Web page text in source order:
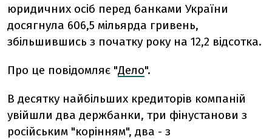
юридичних осіб перед банками України
досягнула 606,5 мільярда гривень,
збільшившись з початку року на 12,2 відсотка.
Про це повідомляє "Дело".
В десятку найбільших кредиторів компаній
увійшли два держбанки, три фінустанови з
російським "корінням", два - з